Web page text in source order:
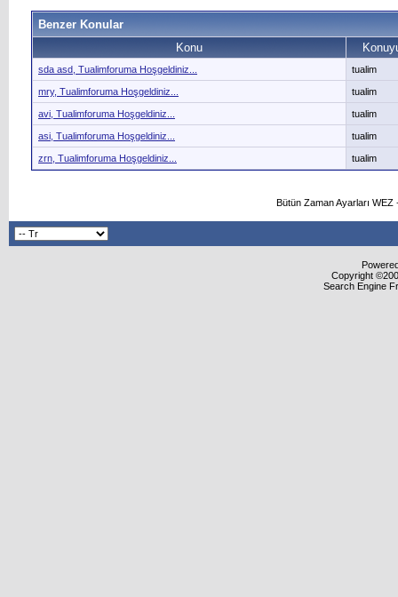
Benzer Konular
Konu
sda asd, Tualimforuma Hoşgeldiniz... tualim
mry, Tualimforuma Hoşgeldiniz... tualim
avi, Tualimforuma Hoşgeldiniz... tualim
asi, Tualimforuma Hoşgeldiniz... tualim
zrn, Tualimforuma Hoşgeldiniz... tualim
Bütün Zaman Ayarları
Copyright
Search Engine